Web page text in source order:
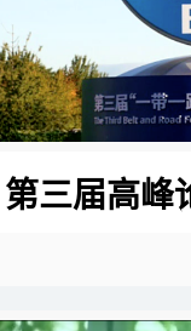
三届高峰